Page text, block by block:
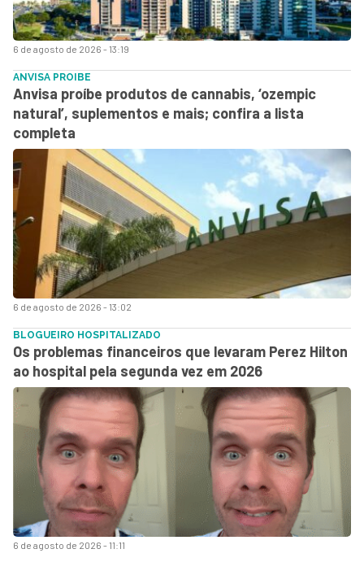
6 de agosto de 2026 - 13:19
6 de agosto de 2026 - 13:02
ANVISA PROIBE
Anvisa proíbe produtos de cannabis, ‘ozempic
natural’, suplementos e mais; confira a lista
completa
6 de agosto de 2026 - 11:11
BLOGUEIRO HOSPITALIZADO
Os problemas financeiros que levaram Perez Hilton
ao hospital pela segunda vez em 2026